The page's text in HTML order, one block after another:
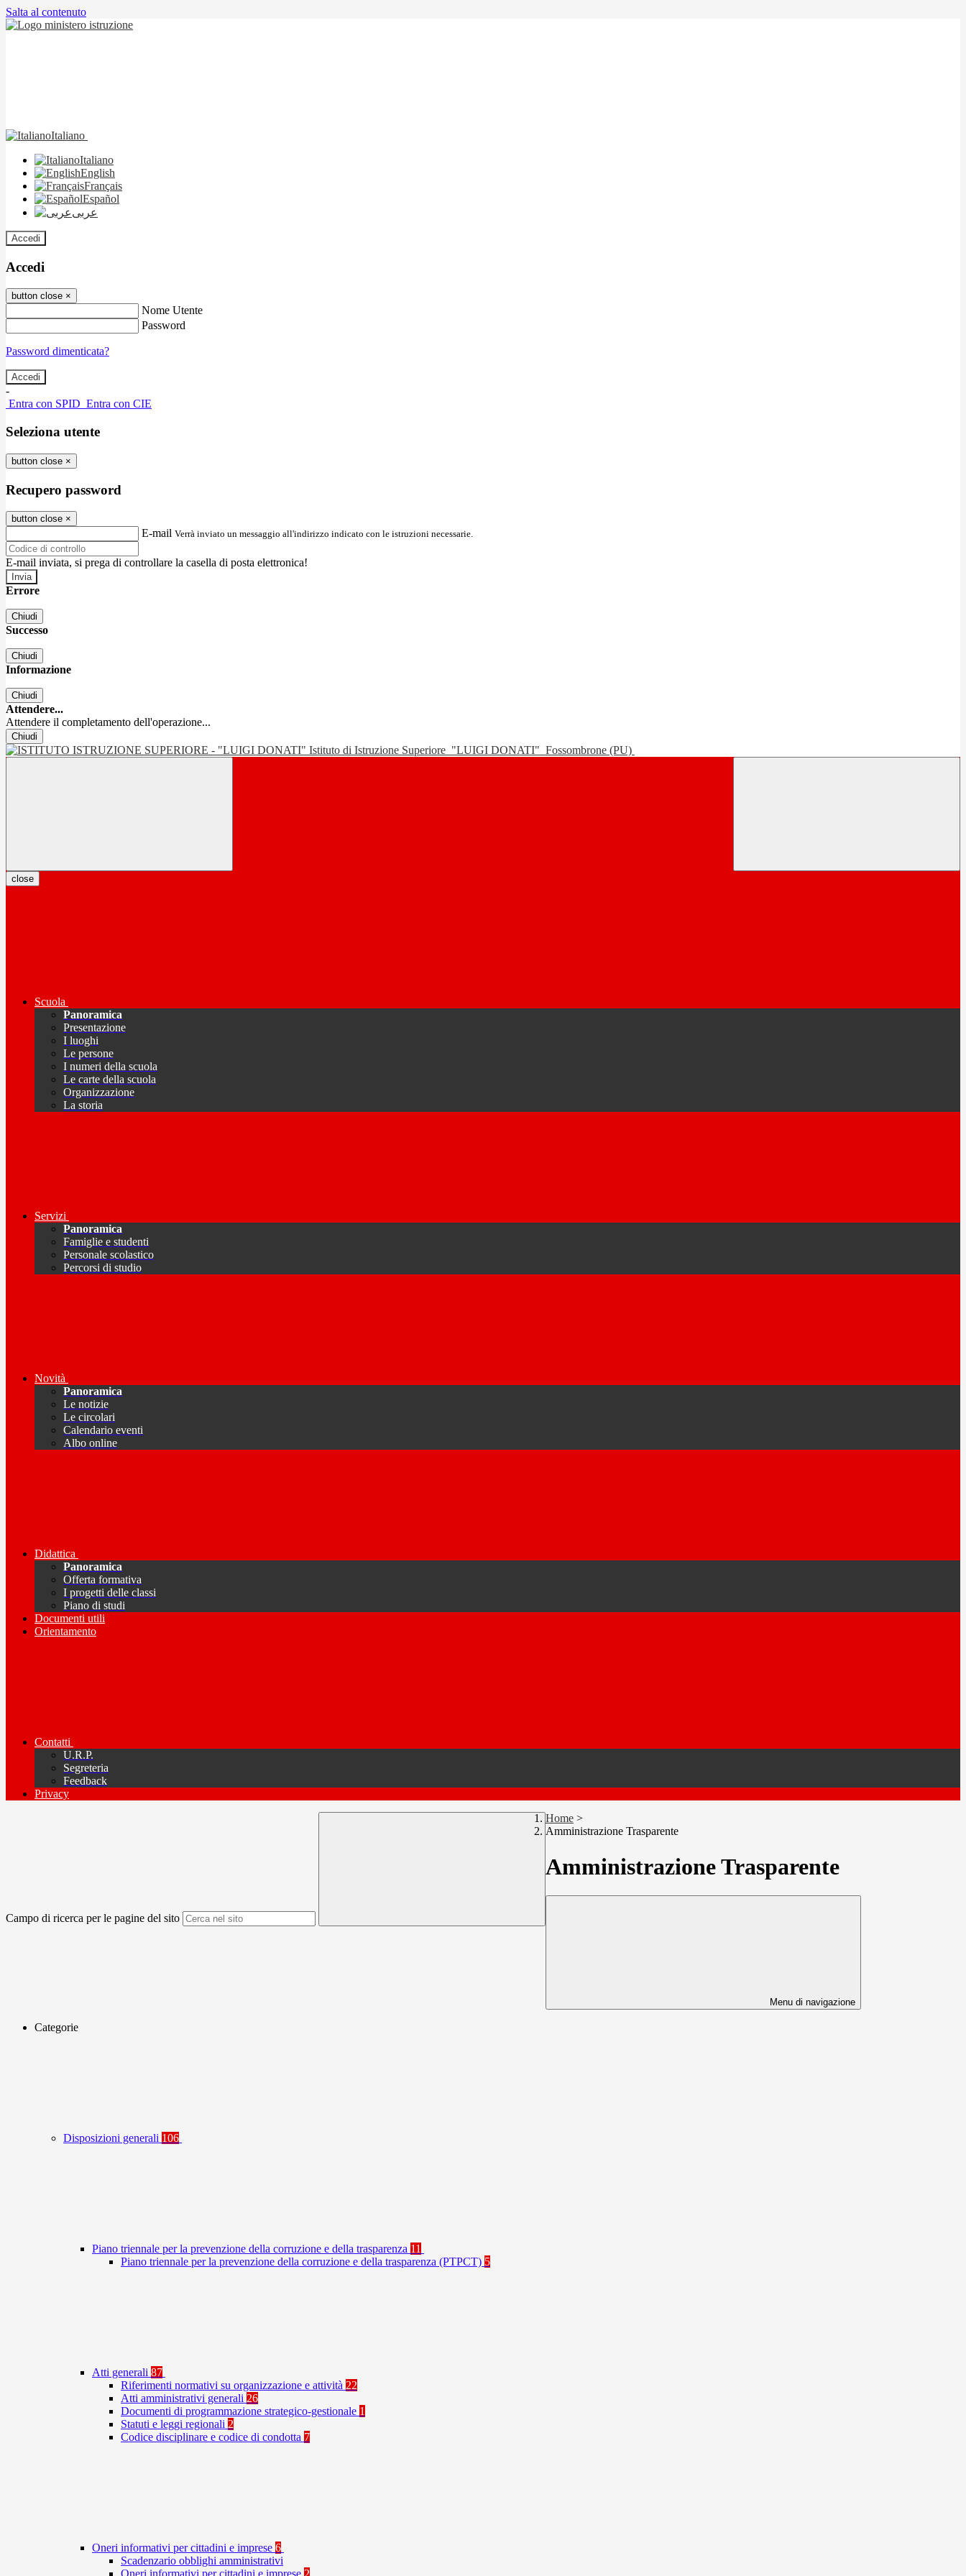
Salta al contenuto
Italiano
Italiano
English
Français
Español
عربى
Accedi
Accedi
button close ×
Nome Utente
Password
Password dimenticata?
-
Entra con SPID Entra con CIE
Seleziona utente
button close ×
Recupero password
button close ×
E-mail Verrà inviato un messaggio all'indirizzo indicato con le istruzioni necessarie.
E-mail inviata, si prega di controllare la casella di posta elettronica!
Errore
Chiudi
Successo
Chiudi
Informazione
Chiudi
Attendere...
Attendere il completamento dell'operazione...
Chiudi
Istituto di Istruzione Superiore "LUIGI DONATI" Fossombrone (PU)
close
Scuola
Panoramica
Presentazione
I luoghi
Le persone
I numeri della scuola
Le carte della scuola
Organizzazione
La storia
Servizi
Panoramica
Famiglie e studenti
Personale scolastico
Percorsi di studio
Novità
Panoramica
Le notizie
Le circolari
Calendario eventi
Albo online
Didattica
Panoramica
Offerta formativa
I progetti delle classi
Piano di studi
Documenti utili
Orientamento
Contatti
U.R.P.
Segreteria
Feedback
Privacy
Campo di ricerca per le pagine del sito
Home >
Amministrazione Trasparente
Amministrazione Trasparente
Menu di navigazione
Categorie
Disposizioni generali 106
Piano triennale per la prevenzione della corruzione e della trasparenza 11
Piano triennale per la prevenzione della corruzione e della trasparenza (PTPCT) 5
Atti generali 87
Riferimenti normativi su organizzazione e attività 22
Atti amministrativi generali 26
Documenti di programmazione strategico-gestionale 1
Statuti e leggi regionali 2
Codice disciplinare e codice di condotta 7
Oneri informativi per cittadini e imprese 6
Scadenzario obblighi amministrativi